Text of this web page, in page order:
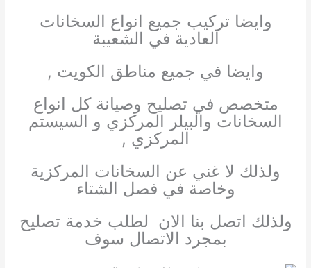
وايضا تركيب جميع انواع السخانات
العادية في الشعيبة
وايضا في جميع مناطق الكويت ,
متخصص في تصليح وصيانة كل انواع
السخانات والبيلر المركزي و السيستم
المركزي ,
ولذلك لا غني عن السخانات المركزية
وخاصة في فصل الشتاء
ولذلك اتصل بنا الان لطلب خدمة تصليح
بمجرد الاتصال سوف